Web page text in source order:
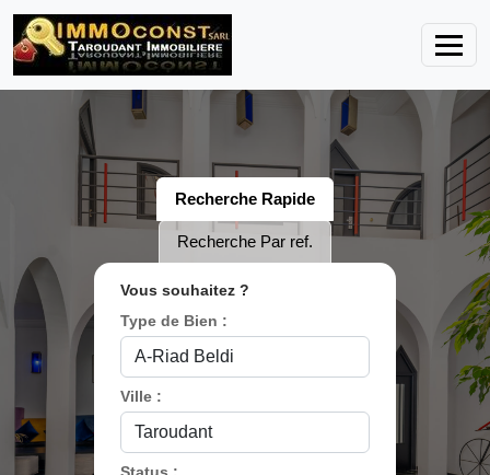
Recherche Rapide
Recherche Par ref.
Vous souhaitez ?
Type de Bien :
Ville :